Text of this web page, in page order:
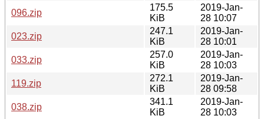
096.zip
175.5
KiB
2019-Jan-
28 10:07
023.zip
247.1
KiB
2019-Jan-
28 10:01
033.zip
257.0
KiB
2019-Jan-
28 10:03
119.zip
272.1
KiB
2019-Jan-
28 09:58
038.zip
341.1
KiB
2019-Jan-
28 10:03